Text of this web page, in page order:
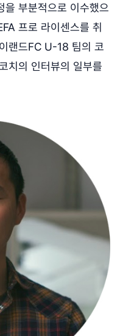
을 부분적으로 이수했으
프로 라이센스를 취
랜드FC U-18 팀의 코
치의 인터뷰의 일부를